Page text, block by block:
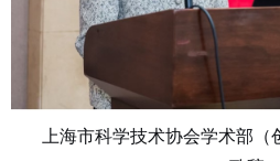
上海市科学技术协会学术部